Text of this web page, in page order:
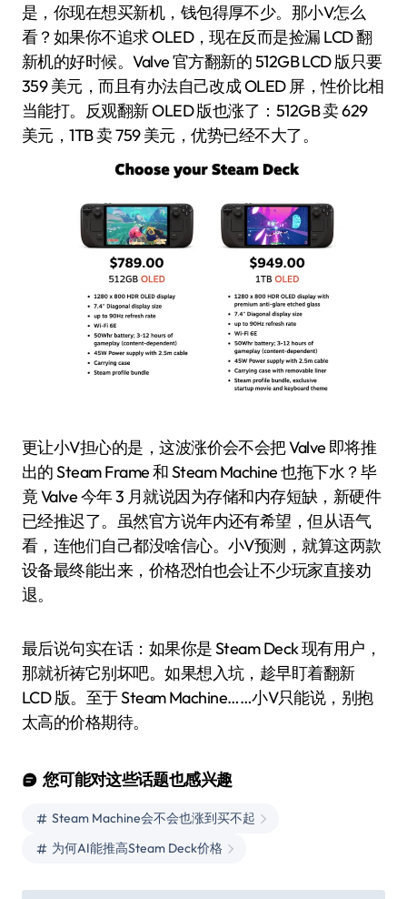
是，你现在想买新机，钱包得厚不少。那小V怎么
看？如果你不追求 OLED，现在反而是捡漏 LCD 翻
新机的好时候。Valve 官方翻新的 512GB LCD 版只要
359 美元，而且有办法自己改成 OLED 屏，性价比相
当能打。反观翻新 OLED 版也涨了：512GB 卖 629
美元，1TB 卖 759 美元，优势已经不大了。
更让小V担心的是，这波涨价会不会把 Valve 即将推
出的 Steam Frame 和 Steam Machine 也拖下水？毕
竟 Valve 今年 3 月就说因为存储和内存短缺，新硬件
已经推迟了。虽然官方说年内还有希望，但从语气
看，连他们自己都没啥信心。小V预测，就算这两款
设备最终能出来，价格恐怕也会让不少玩家直接劝
退。
最后说句实在话：如果你是 Steam Deck 现有用户，
那就祈祷它别坏吧。如果想入坑，趁早盯着翻新
LCD 版。至于 Steam Machine……小V只能说，别抱
太高的价格期待。
您可能对这些话题也感兴趣
Steam Machine会不会也涨到买不起
为何AI能推高Steam Deck价格